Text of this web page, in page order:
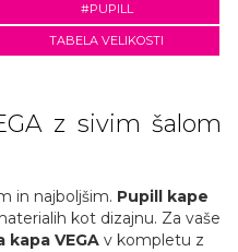
#PUPILL
TABELA VELIKOSTI
z sivim šalom
in najboljšim. Pupill kape
kot dizajnu. Za vaše
kapa VEGA v kompletu z